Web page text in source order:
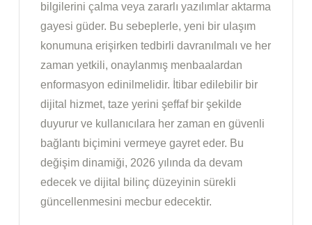
bilgilerini çalma veya zararlı yazılımlar aktarma
gayesi güder. Bu sebeplerle, yeni bir ulaşım
konumuna erişirken tedbirli davranılmalı ve her
zaman yetkili, onaylanmış menbaalardan
enformasyon edinilmelidir. İtibar edilebilir bir
dijital hizmet, taze yerini şeffaf bir şekilde
duyurur ve kullanıcılara her zaman en güvenli
bağlantı biçimini vermeye gayret eder. Bu
değişim dinamiği, 2026 yılında da devam
edecek ve dijital bilinç düzeyinin sürekli
güncellenmesini mecbur edecektir.